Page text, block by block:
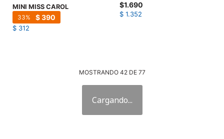
MINI MISS CAROL
$390
33
$ 312
$1.690
$ 1.352
MOSTRANDO 42DE 77